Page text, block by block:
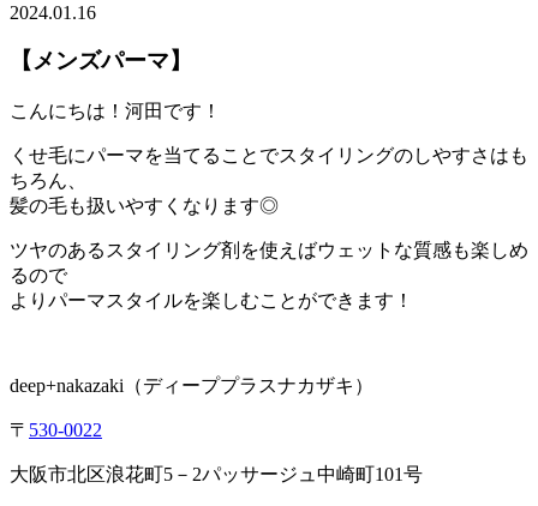
2024.01.16
【メンズパーマ】
こんにちは！河田です！
くせ毛にパーマを当てることでスタイリングのしやすさはも
ちろん、
髪の毛も扱いやすくなります◎
ツヤのあるスタイリング剤を使えばウェットな質感も楽しめ
るので
よりパーマスタイルを楽しむことができます！
deep+nakazaki （ディーププラスナカザキ）
〒 530-0022
大阪市北区浪花町5 － 2パッサージュ中崎町101号